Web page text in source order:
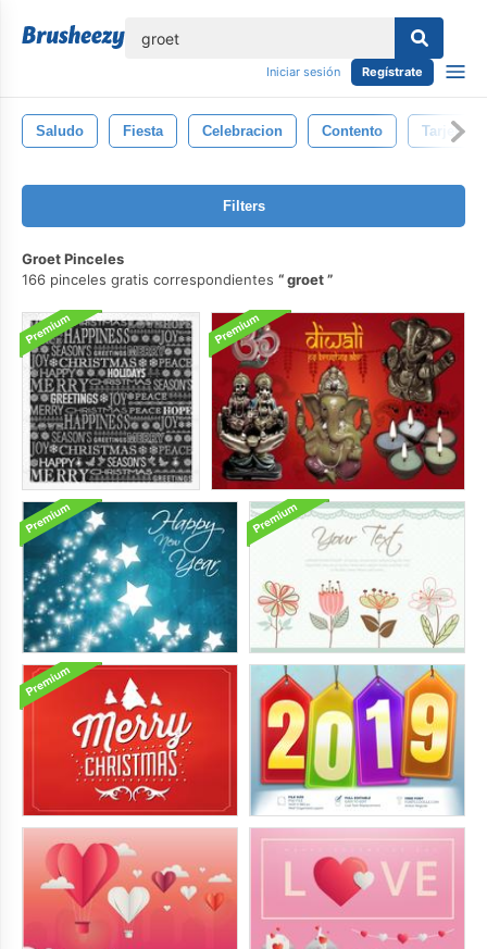
Iniciar sesión Regístrate
Saludo Fiesta Celebracion Contento Tarjeta
Filters
Groet Pinceles
166 pinceles gratis correspondientes
groet